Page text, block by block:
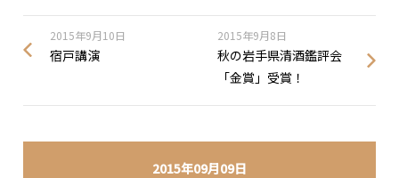
2015年09月09日
2015年9月10日
宿戸講演
2015年9月8日
秋の岩手県清酒鑑評会
「金賞」受賞！